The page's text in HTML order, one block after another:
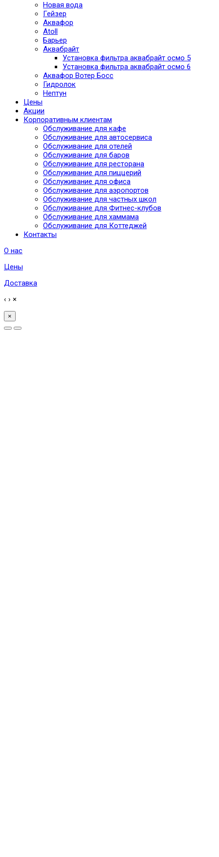
Новая вода
Гейзер
Аквафор
Atoll
Барьер
Аквабрайт
Установка фильтра аквабрайт осмо 5
Установка фильтра аквабрайт осмо 6
Аквафор Вотер Босс
Гидролок
Нептун
Цены
Акции
Корпоративным клиентам
Обслуживание для кафе
Обслуживание для автосервиса
Обслуживание для отелей
Обслуживание для баров
Обслуживание для ресторана
Обслуживание для пиццерий
Обслуживание для офиса
Обслуживание для аэропортов
Обслуживание для частных школ
Обслуживание для Фитнес-клубов
Обслуживание для хаммама
Обслуживание для Коттеджей
Контакты
О нас
Цены
Доставка
‹ › ×
×